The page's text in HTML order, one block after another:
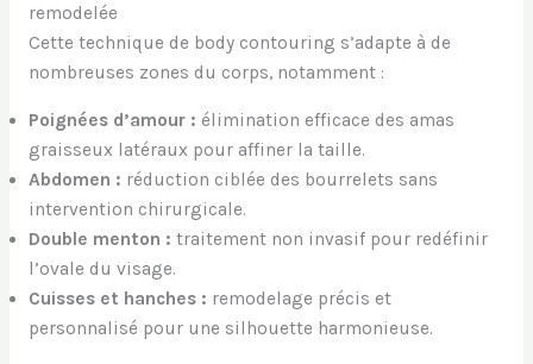
remodelée
Cette technique de body contouring s’adapte à de
nombreuses zones du corps, notamment :
Poignées d’amour : élimination efficace des amas
graisseux latéraux pour affiner la taille.
Abdomen : réduction ciblée des bourrelets sans
intervention chirurgicale.
Double menton : traitement non invasif pour redéfinir
l’ovale du visage.
Cuisses et hanches : remodelage précis et
personnalisé pour une silhouette harmonieuse.